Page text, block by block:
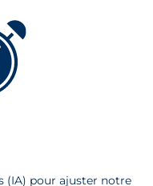
(IA) pour ajuster notre